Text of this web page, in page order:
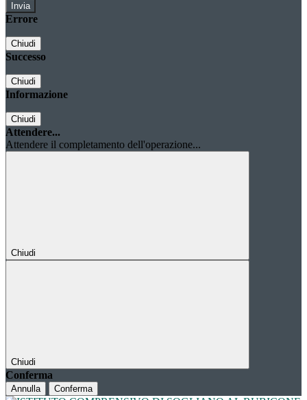
Errore
Chiudi
Successo
Chiudi
Informazione
Chiudi
Attendere...
Attendere il completamento dell'operazione...
Chiudi
Chiudi
Conferma
Annulla Conferma